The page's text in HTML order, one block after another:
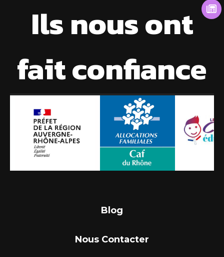
Ils nous ont
fait confiance
Blog
Nous Contacter